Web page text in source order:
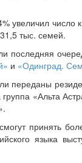
увеличил число
тыс. семей.
последняя
и «Одинград.
переданы
«Альта
принять
языка